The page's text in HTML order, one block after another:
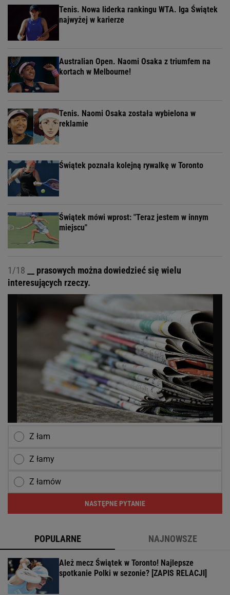
Tenis. Nowa liderka rankingu WTA. Iga Świątek
najwyżej w karierze
Australian Open. Naomi Osaka z triumfem na
kortach w Melbourne!
Tenis. Naomi Osaka została wybielona w
reklamie
Świątek poznała kolejną rywalkę w Toronto
Świątek mówi wprost: "Teraz jestem w innym
miejscu"
1/18 __ prasowych można dowiedzieć się wielu
interesujących rzeczy.
Z łam
Z łamy
Z łamów
NASTĘPNE PYTANIE
POPULARNE NAJNOWSZE
Ależ mecz Świątek w Toronto! Najlepsze
spotkanie Polki w sezonie? [ZAPIS RELACJI]